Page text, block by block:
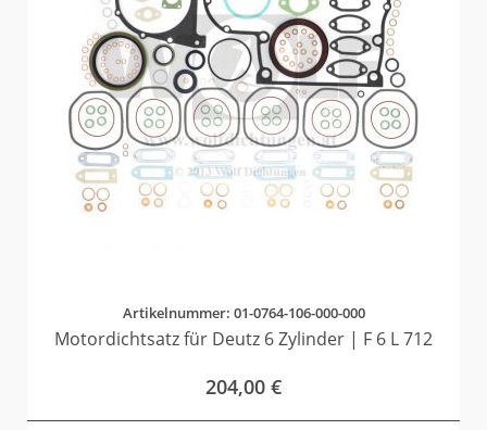
Artikelnummer: 01-0764-106-000-000
Motordichtsatz für Deutz 6 Zylinder | F 6 L 712
204,00 €